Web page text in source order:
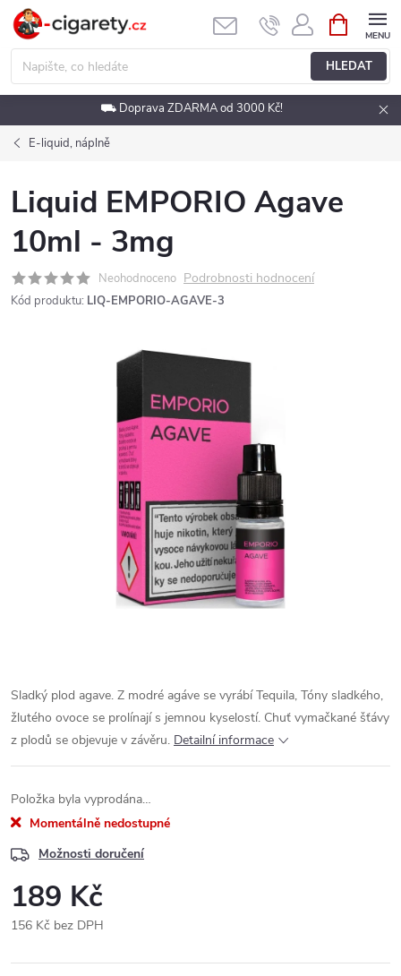
Přejít
obsah
HLEDAT
NÁKUPNÍ
KOŠÍK
⛟ Doprava ZDARMA od 3000 Kč!
E-liquid, náplně
Liquid EMPORIO Agave
10ml - 3mg
Neohodnoceno Podrobnosti hodnocení
Kód produktu: LIQ-EMPORIO-AGAVE-3
Sladký plod agave. Z modré agáve se vyrábí Tequila, Tóny sladkého,
žlutého ovoce se prolínají s jemnou kyselostí. Chuť vymačkané šťávy
z plodů se objevuje v závěru. Detailní informace
Položka byla vyprodána…
Momentálně nedostupné
Možnosti doručení
189 Kč
156 Kč bez DPH
cena: